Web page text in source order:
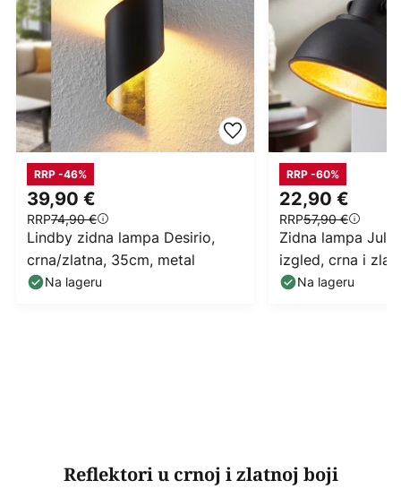
39,90 €
RRP74,90 €
RRP -46%
Lindby zidna lampa Desirio,
crna/zlatna, 35cm, metal
Na lageru
22,90 €
RRP57,90 €
RRP -60%
Zidna lampa
izgled, crna i
Na lageru
Reflektori u crnoj i zlatnoj boji